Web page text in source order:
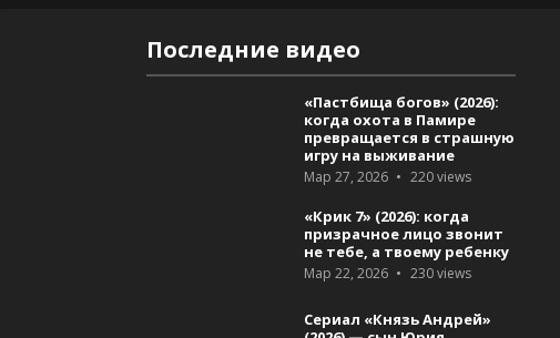
Последние видео
«Пастбища богов» (2026):
когда охота в Памире
превращается в страшную
игру на выживание
Мар 27, 2026 220views
«Крик 7» (2026): когда
призрачное лицо звонит
не тебе, а твоему ребенку
Мар 22, 2026 230views
Сериал «Князь Андрей»